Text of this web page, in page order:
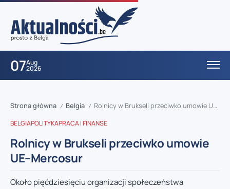
07Aug
2026
Strona główna / Belgia / Rolnicy w Brukseli przeciwko umowie UE–Mercosur
BELGIAPOLITYKAPRACA I FINANSE
Rolnicy w Brukseli przeciwko umowie
UE–Mercosur
Około pięćdziesięciu organizacji społeczeństwa